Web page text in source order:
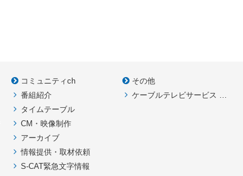
コミュニティch
番組紹介
タイムテーブル
CM・映像制作
アーカイブ
情報提供・取材依頼
S-CAT緊急文字情報
その他
ケーブルテレビサービス HOME